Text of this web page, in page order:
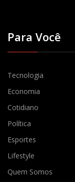
Para Você
Tecnologia
Economia
Cotidiano
Política
Esportes
Lifestyle
Quem Somos